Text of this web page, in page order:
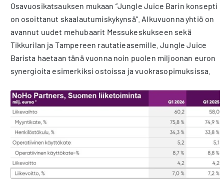
Osavuosikatsauksen mukaan ”Jungle Juice Barin konsepti
on osoittanut skaalautumiskykynsä”. Alkuvuonna yhtiö on
avannut uudet mehubaarit Messukeskukseen sekä
Tikkurilan ja Tampereen rautatieasemille. Jungle Juice
Barista haetaan tänä vuonna noin puolen miljoonan euron
synergioita esimerkiksi ostoissa ja vuokrasopimuksissa.